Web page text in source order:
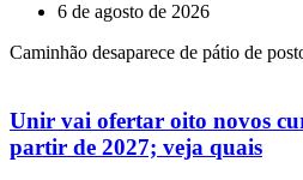
6 de agosto de 2026
Caminhão desaparece de pátio de
Unir vai ofertar oito novos
partir de 2027; veja quais